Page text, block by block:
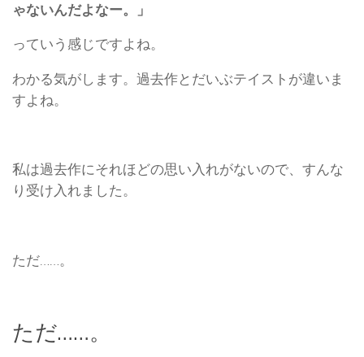
ゃないんだよなー。」
っていう感じですよね。
わかる気がします。過去作とだいぶテイストが違いま
すよね。
私は過去作にそれほどの思い入れがないので、すんな
り受け入れました。
ただ……。
ただ……。